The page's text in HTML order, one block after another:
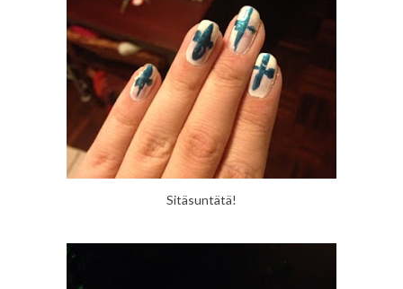
Sitäsuntätä!